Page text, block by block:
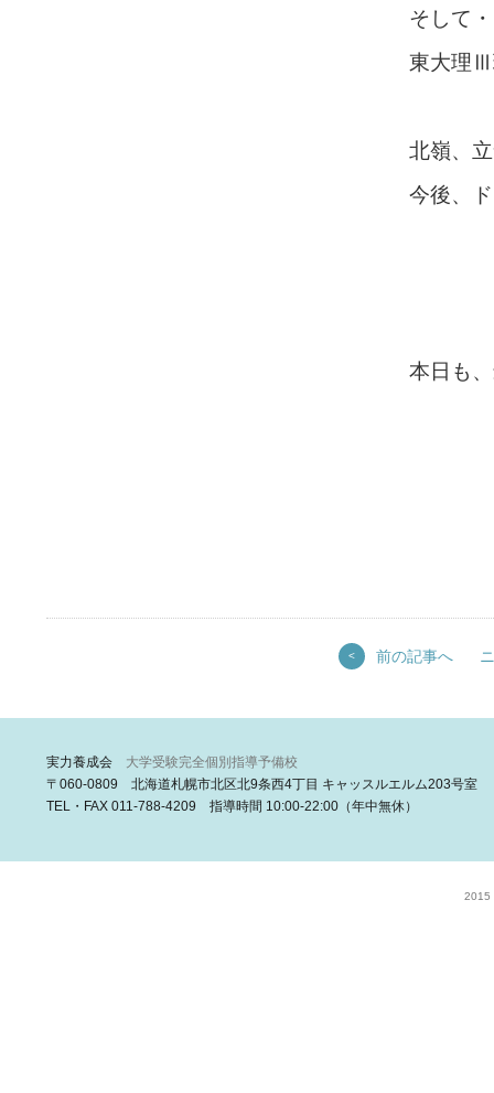
そして
東大理Ⅲ
北嶺、
今後、
本日も
< 前の記事へ
実力養成会 大学受験完全個別指導予備校
〒060-0809 北海道札幌市北区北9条西4丁目 キャッスルエルム203号室
TEL・FAX 011-788-4209 指導時間 10:00-22:00（年中無休）
2015